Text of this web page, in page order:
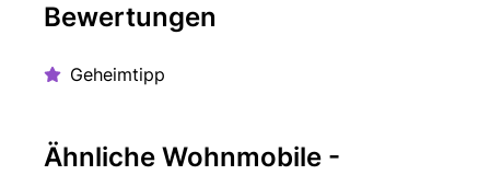
Bewertungen
Geheimtipp
Ähnliche Wohnmobile -